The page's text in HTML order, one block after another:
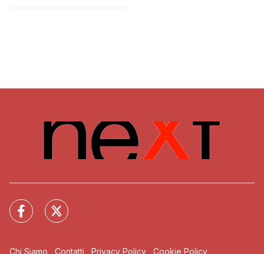
Chi Siamo Contatti Privacy Policy Cookie Policy